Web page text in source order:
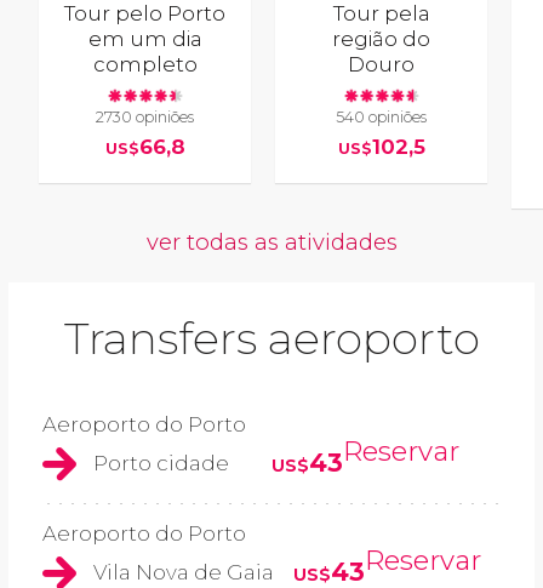
Tour pelo Porto
em um dia
completo
2730 opiniões
US$66,8
Tour pela
região do
Douro
540 opiniões
US$102,5
ver todas as atividades
Transfers aeroporto
Aeroporto do Porto
Porto cidade
US$43Reservar
Aeroporto do Porto
Vila Nova de Gaia
US$43Reservar